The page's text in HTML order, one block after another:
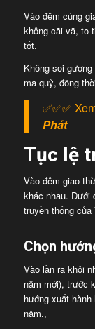
Vào đêm cúng
không cãi vã, to
tốt.
Không soi
ma quỷ, đồng
✅✅✅
Phát
Tục lệ
Vào đêm giao
khác nhau. Dưới
truyền thống của
Chọn
Vào lần ra khỏi
năm mới), trước
hướng xuất
năm.,